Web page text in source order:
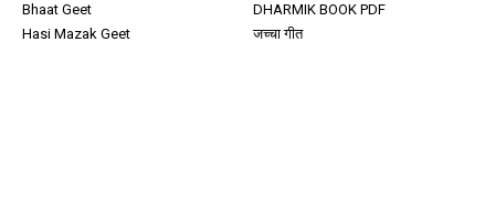
Bhaat Geet
DHARMIK BOOK PDF
Hasi Mazak Geet
जच्चा गीत